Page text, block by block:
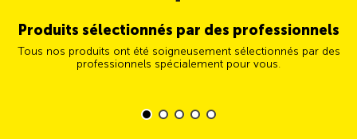
Produits sélectionnés par des professionnels
Tous nos produits ont été soigneusement sélectionnés par des
professionnels spécialement pour vous.